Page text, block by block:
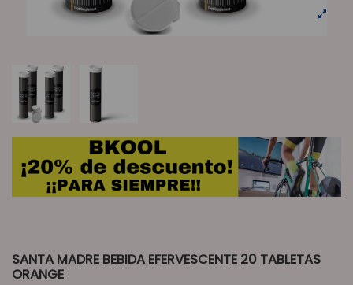
SANTA MADRE BEBIDA EFERVESCENTE 20 TABLETAS
ORANGE